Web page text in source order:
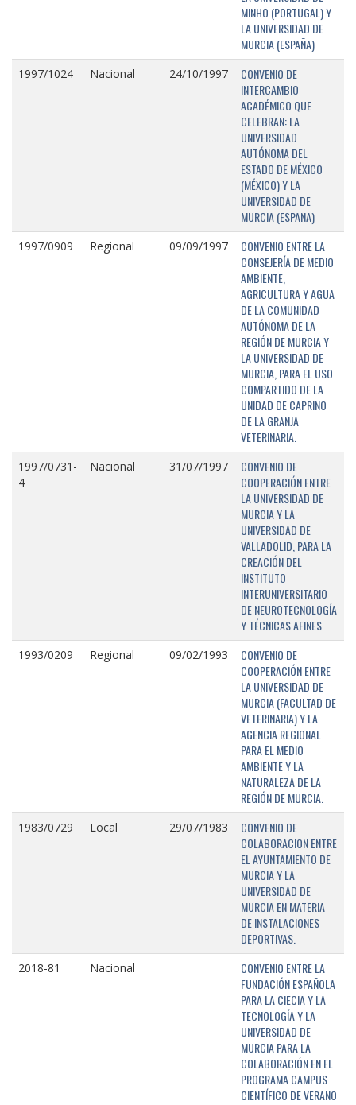
MINHO (PORTUGAL) Y
LA UNIVERSIDAD DE
MURCIA (ESPAÑA)
1997/1024 Nacional 24/10/1997
CONVENIO DE
INTERCAMBIO
ACADÉMICO QUE
CELEBRAN: LA
UNIVERSIDAD
AUTÓNOMA DEL
ESTADO DE MÉXICO
(MÉXICO) Y LA
UNIVERSIDAD DE
MURCIA (ESPAÑA)
1997/0909 Regional 09/09/1997
CONVENIO ENTRE LA
CONSEJERÍA DE MEDIO
AMBIENTE,
AGRICULTURA Y AGUA
DE LA COMUNIDAD
AUTÓNOMA DE LA
REGIÓN DE MURCIA Y
LA UNIVERSIDAD DE
MURCIA, PARA EL USO
COMPARTIDO DE LA
UNIDAD DE CAPRINO
DE LA GRANJA
VETERINARIA.
1997/0731-
4
Nacional 31/07/1997
CONVENIO DE
COOPERACIÓN ENTRE
LA UNIVERSIDAD DE
MURCIA Y LA
UNIVERSIDAD DE
VALLADOLID, PARA LA
CREACIÓN DEL
INSTITUTO
INTERUNIVERSITARIO
DE NEUROTECNOLOGÍA
Y TÉCNICAS AFINES
1993/0209 Regional 09/02/1993
CONVENIO DE
COOPERACIÓN ENTRE
LA UNIVERSIDAD DE
MURCIA (FACULTAD DE
VETERINARIA) Y LA
AGENCIA REGIONAL
PARA EL MEDIO
AMBIENTE Y LA
NATURALEZA DE LA
REGIÓN DE MURCIA.
1983/0729 Local 29/07/1983
CONVENIO DE
COLABORACION ENTRE
EL AYUNTAMIENTO DE
MURCIA Y LA
UNIVERSIDAD DE
MURCIA EN MATERIA
DE INSTALACIONES
DEPORTIVAS.
2018-81 Nacional
CONVENIO ENTRE LA
FUNDACIÓN ESPAÑOLA
PARA LA CIECIA Y LA
TECNOLOGÍA Y LA
UNIVERSIDAD DE
MURCIA PARA LA
COLABORACIÓN EN EL
PROGRAMA CAMPUS
CIENTÍFICO DE VERANO